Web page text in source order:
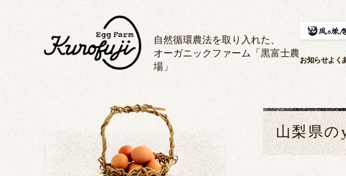
自然循環農法を取り入れた、
オーガニックファーム「黒富士農
場」
お知らせよく
山梨県の